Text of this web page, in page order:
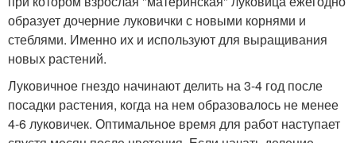
образует дочерние луковички с новыми корнями и
стеблями. Именно их и используют для выращивания
новых растений.
Луковичное гнездо начинают делить на 3-4 год после
посадки растения, когда на нем образовалось не менее
4-6 луковичек. Оптимальное время для работ наступает